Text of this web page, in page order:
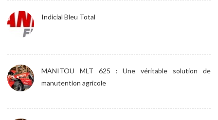
Indicial Bleu Total
MANITOU MLT 625 : Une véritable solution de
manutention agricole